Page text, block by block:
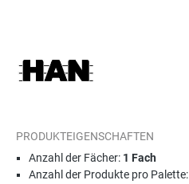
PRODUKTEIGENSCHAFTEN
Anzahl der Fächer: 1 Fach
Anzahl der Produkte pro Palette: